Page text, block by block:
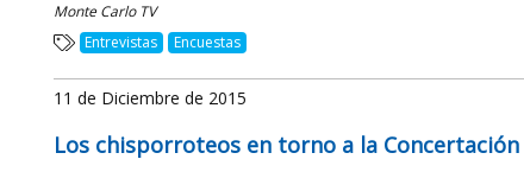
Monte Carlo TV
Entrevistas
Encuestas
11 de Diciembre de 2015
Los chisporroteos en torno a la